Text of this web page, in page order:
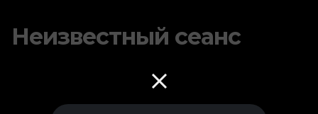
Неизвестный сеанс